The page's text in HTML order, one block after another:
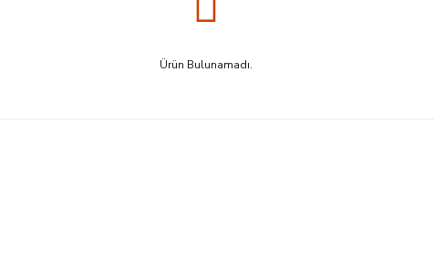
Ürün Bulunamadı.